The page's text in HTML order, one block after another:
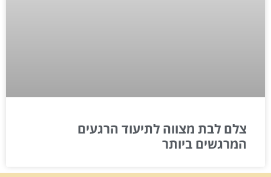
צלם לבת מצווה לתיעוד הרגעים
המרגשים ביותר